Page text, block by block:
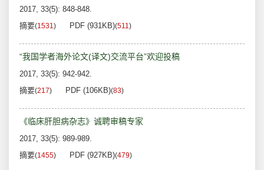
2017, 33(5): 848-848.
摘要(1531) PDF (931KB)(511)
“我国学者海外论文(译文)交流平台”欢迎投稿
2017, 33(5): 942-942.
摘要(217) PDF (106KB)(83)
《临床肝胆病杂志》诚聘审稿专家
2017, 33(5): 989-989.
摘要(1455) PDF (927KB)(479)